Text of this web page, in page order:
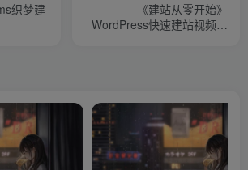
织梦建
《建站从零开始》
WordPress快速建站视频教